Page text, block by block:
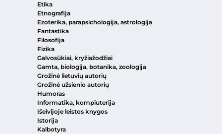
Etika
Etnografija
Ezoterika, parapsichologija, astrologija
Fantastika
Filosofija
Fizika
Galvosūkiai, kryžiažodžiai
Gamta, biologija, botanika, zoologija
Grožinė lietuvių autorių
Grožinė užsienio autorių
Humoras
Informatika, kompiuterija
Išeivijoje leistos knygos
Istorija
Kalbotyra